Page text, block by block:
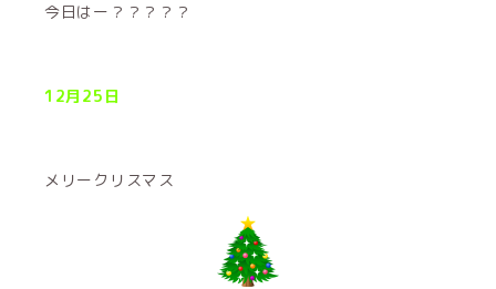
今日はー？？？？？
12月25日
メリークリスマス